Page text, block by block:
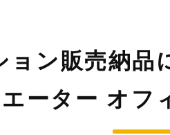
ョン販売納
ーター オ